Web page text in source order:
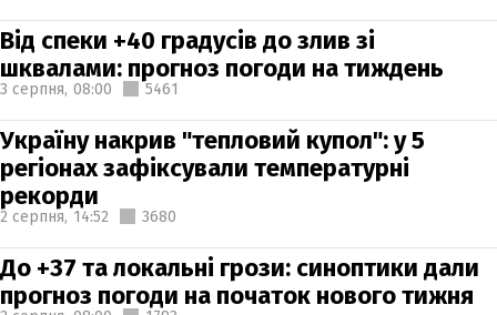
Від спеки +40 градусів до злив зі
шквалами: прогноз погоди на тиждень
3 серпня, 08:00 5461
Україну накрив "тепловий купол": у 5
регіонах зафіксували температурні
рекорди
2 серпня, 14:52 3680
До +37 та локальні грози: синоптики дали
прогноз погоди на початок нового тижня